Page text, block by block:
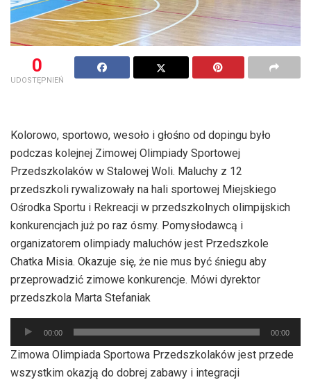
0
UDOSTĘPNIEŃ
Kolorowo, sportowo, wesoło i głośno od dopingu było
podczas kolejnej Zimowej Olimpiady Sportowej
Przedszkolaków w Stalowej Woli. Maluchy z 12
przedszkoli rywalizowały na hali sportowej Miejskiego
Ośrodka Sportu i Rekreacji w przedszkolnych olimpijskich
konkurencjach już po raz ósmy. Pomysłodawcą i
organizatorem olimpiady maluchów jest Przedszkole
Chatka Misia. Okazuje się, że nie mus być śniegu aby
przeprowadzić zimowe konkurencje. Mówi dyrektor
przedszkola Marta Stefaniak
Odtwarzacz
plików
dźwiękowych
00:00 00:00
Zimowa Olimpiada Sportowa Przedszkolaków jest przede
wszystkim okazją do dobrej zabawy i integracji